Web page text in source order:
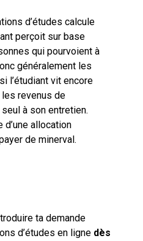
d’études calcule
perçoit sur base
qui pourvoient à
généralement les
l’étudiant vit encore
revenus de
seul à son entretien.
d’une allocation
de minerval.
ta demande
d’études en ligne dès